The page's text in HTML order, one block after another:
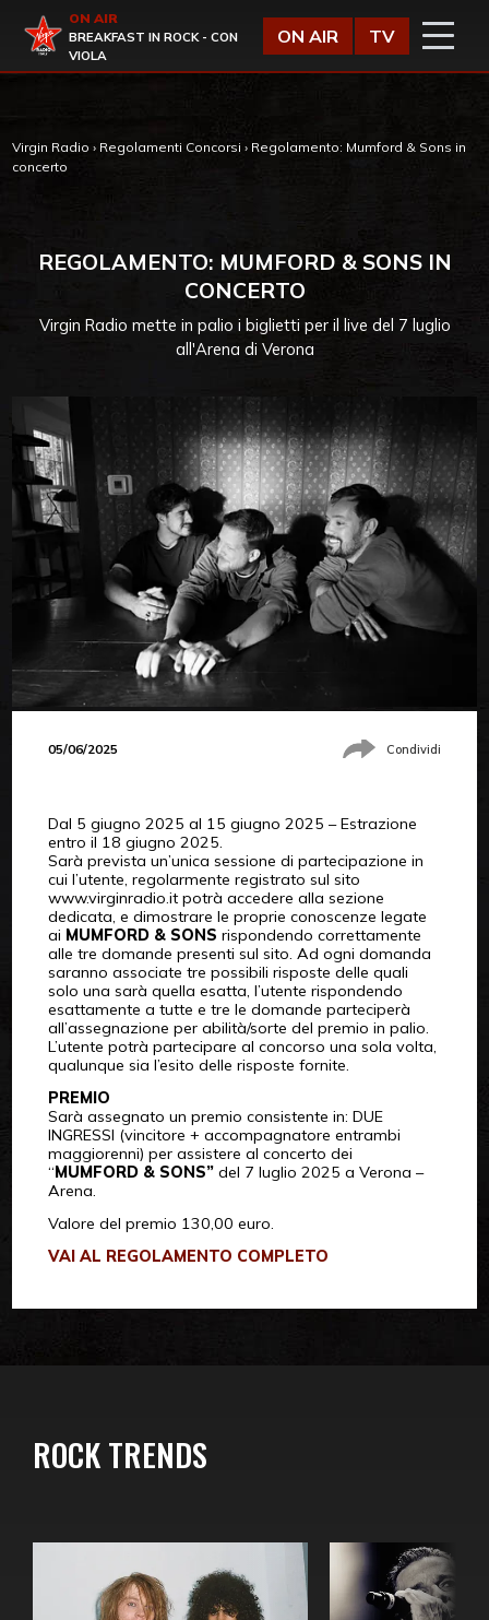
Virgin Radio
ON AIR
BREAKFAST IN ROCK - CON
VIOLA
ON AIR TV
Virgin Radio › Regolamenti Concorsi › Regolamento: Mumford & Sons in
concerto
REGOLAMENTO: MUMFORD & SONS IN
CONCERTO
Virgin Radio mette in palio i biglietti per il live del 7 luglio
all'Arena di Verona
05/06/2025 Condividi
Dal 5 giugno 2025 al 15 giugno 2025 – Estrazione
entro il 18 giugno 2025.
Sarà prevista un’unica sessione di partecipazione in
cui l’utente, regolarmente registrato sul sito
www.virginradio.it potrà accedere alla sezione
dedicata, e dimostrare le proprie conoscenze legate
ai MUMFORD & SONS rispondendo correttamente
alle tre domande presenti sul sito. Ad ogni domanda
saranno associate tre possibili risposte delle quali
solo una sarà quella esatta, l’utente rispondendo
esattamente a tutte e tre le domande parteciperà
all’assegnazione per abilità/sorte del premio in palio.
L’utente potrà partecipare al concorso una sola volta,
qualunque sia l’esito delle risposte fornite.
PREMIO
Sarà assegnato un premio consistente in: DUE
INGRESSI (vincitore + accompagnatore entrambi
maggiorenni) per assistere al concerto dei
“ MUMFORD & SONS”del 7 luglio 2025 a Verona –
Arena.
Valore del premio 130,00 euro.
VAI AL REGOLAMENTO COMPLETO
ROCK TRENDS